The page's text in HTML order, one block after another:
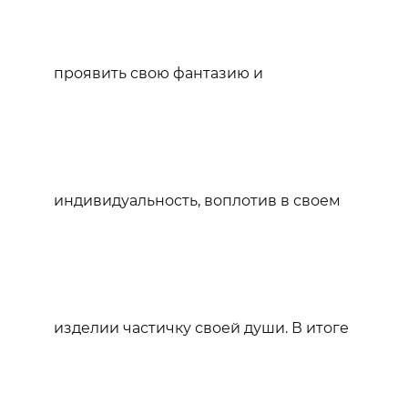
проявить свою фантазию и
индивидуальность, воплотив в своем
изделии частичку своей души. В итоге